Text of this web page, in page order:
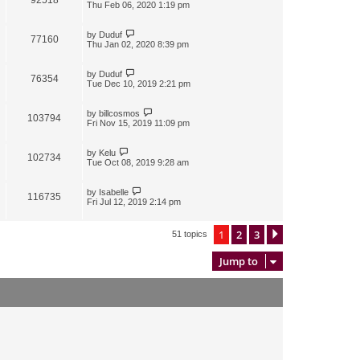
Thu Feb 06, 2020 1:19 pm
77160 by Duduf
Thu Jan 02, 2020 8:39 pm
76354 by Duduf
Tue Dec 10, 2019 2:21 pm
103794 by billcosmos
Fri Nov 15, 2019 11:09 pm
102734 by Kelu
Tue Oct 08, 2019 9:28 am
116735 by Isabelle
Fri Jul 12, 2019 2:14 pm
51 topics 1 2 3
Jump to